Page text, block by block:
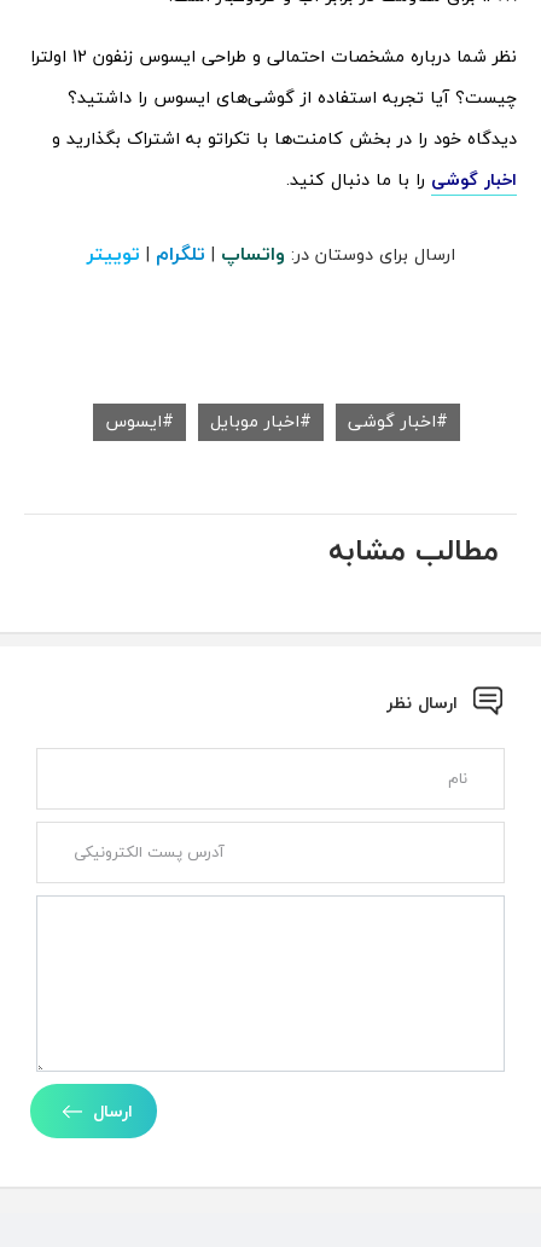
نظر شما درباره مشخصات احتمالی و طراحی ایسوس زنفون 12 اولترا
چیست؟ آیا تجربه استفاده از گوشی‌های ایسوس را داشتید؟
دیدگاه خود را در بخش کامنت‌ها با تکراتو به اشتراک بگذارید و
اخبار گوشی را با ما دنبال کنید.
ارسال برای دوستان در: واتساپ | تلگرام | توییتر
اخبار گوشی اخبار موبایل ایسوس
مطالب مشابه
ارسال نظر
ارسال